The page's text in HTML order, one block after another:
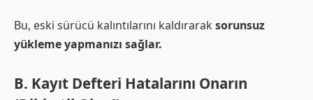
Bu, eski sürücü kalıntılarını kaldırarak sorunsuz
yükleme yapmanızı sağlar.
B. Kayıt Defteri Hatalarını Onarın